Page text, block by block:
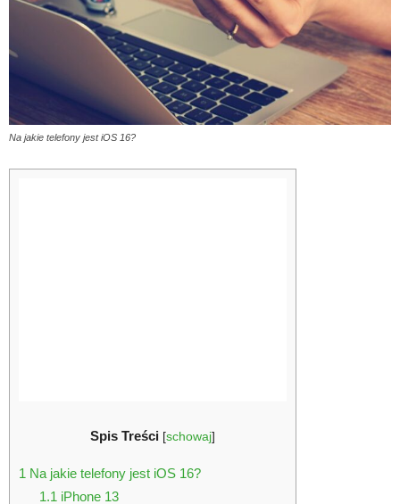
Na jakie telefony jest iOS 16?
Spis Treści [schowaj]
1 Na jakie telefony jest iOS 16?
1.1 iPhone 13